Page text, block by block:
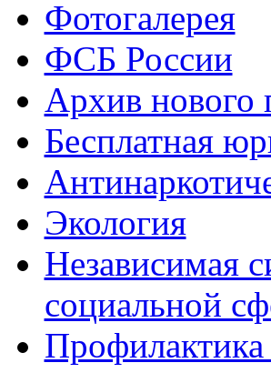
Фотогалерея
ФСБ России
Архив нового
Бесплатная
Экология
Независимая
социальной